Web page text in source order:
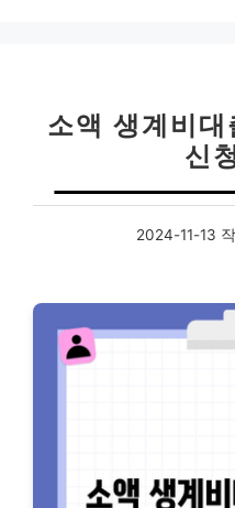
소액 생계비
신
2024-11-13